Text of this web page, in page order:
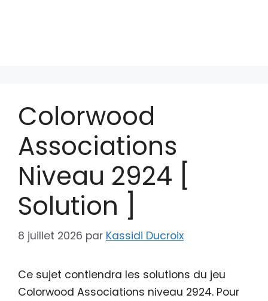
Colorwood
Associations
Niveau 2924 [
Solution ]
8 juillet 2026 par Kassidi Ducroix
Ce sujet contiendra les solutions du jeu
Colorwood Associations niveau 2924. Pour